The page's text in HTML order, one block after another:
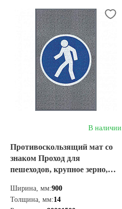
В наличии
Противоскользящий мат со
знаком Проход для
пешеходов, крупное зерно,
Ширина, мм:900
Толщина, мм:14